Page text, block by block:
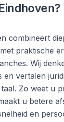
?
combineert
praktische
Wij
en vertalen
Zo weet u
u betere
en